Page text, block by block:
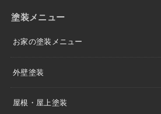
塗装メニュー
お家の塗装メニュー
外壁塗装
屋根・屋上塗装